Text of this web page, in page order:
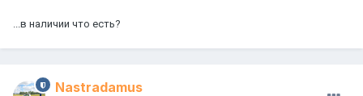
...в наличии что есть?
Nastradamus